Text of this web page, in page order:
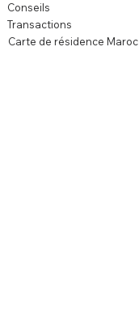
Conseils
Transactions
Carte de résidence Maroc